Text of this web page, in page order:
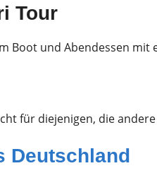
Boot und Abendessen mit
für diejenigen, die
Deutschland